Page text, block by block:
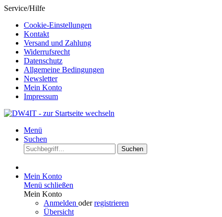
Service/Hilfe
Cookie-Einstellungen
Kontakt
Versand und Zahlung
Widerrufsrecht
Datenschutz
Allgemeine Bedingungen
Newsletter
Mein Konto
Impressum
Menü
Suchen
Suchen
Mein Konto
Menü schließen
Mein Konto
Anmelden oderregistrieren
Übersicht